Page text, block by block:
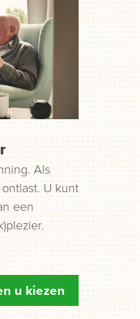
Als
U kunt
een
u kiezen